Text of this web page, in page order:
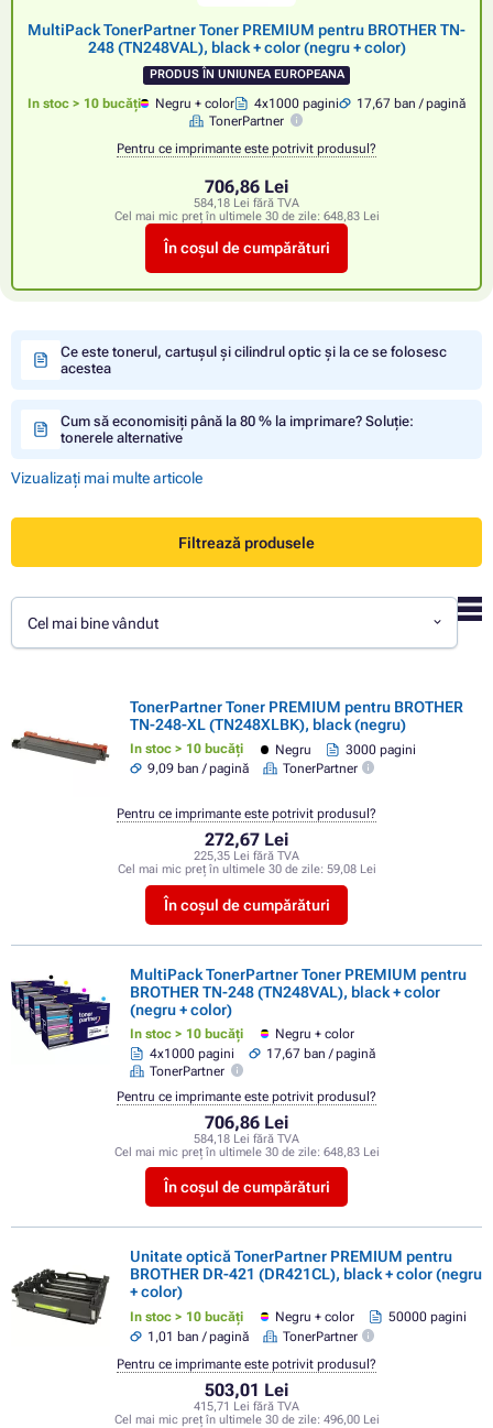
MultiPack TonerPartner Toner PREMIUM pentru BROTHER TN-
248 (TN248VAL), black + color (negru + color)
PRODUS ÎN UNIUNEA EUROPEANA
In stoc > 10 bucăți Negru + color 4x1000 pagini
17,67 ban / pagină
TonerPartner
Pentru ce imprimante este potrivit produsul?
706,86 Lei
584,18 Lei fără TVA
Cel mai mic preț în ultimele 30 de zile: 648,83 Lei
În coșul de cumpărături
Ce este tonerul, cartușul și cilindrul optic și la ce se folosesc
acestea
Cum să economisiți până la 80 % la imprimare? Soluție:
tonerele alternative
Vizualizați mai multe articole
Filtrează produsele
Cel mai bine vândut
TonerPartner Toner PREMIUM pentru BROTHER
TN-248-XL (TN248XLBK), black (negru)
In stoc > 10 bucăți Negru
3000 pagini
9,09 ban / pagină
TonerPartner
272,67 Lei
225,35 Lei fără TVA
Cel mai mic preț în ultimele 30 de zile: 59,08 Lei
În coșul de cumpărături
Pentru ce imprimante este potrivit produsul?
MultiPack TonerPartner Toner PREMIUM pentru
BROTHER TN-248 (TN248VAL), black + color
(negru + color)
In stoc > 10 bucăți
Negru + color
4x1000 pagini
17,67 ban / pagină
TonerPartner
706,86 Lei
584,18 Lei fără TVA
Cel mai mic preț în ultimele 30 de zile: 648,83 Lei
În coșul de cumpărături
Pentru ce imprimante este potrivit produsul?
Unitate optică TonerPartner PREMIUM pentru
BROTHER DR-421 (DR421CL), black + color (negru
+ color)
In stoc > 10 bucăți Negru + color
50000 pagini
1,01 ban / pagină
TonerPartner
503,01 Lei
415,71 Lei fără TVA
Cel mai mic preț în ultimele 30 de zile: 496,00 Lei
Pentru ce imprimante este potrivit produsul?